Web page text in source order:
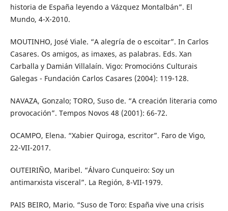
historia de España leyendo a Vázquez Montalbán”. El
Mundo, 4-X-2010.
MOUTINHO, José Viale. “A alegría de o escoitar”. In Carlos
Casares. Os amigos, as imaxes, as palabras. Eds. Xan
Carballa y Damián Villalaín. Vigo: Promocións Culturais
Galegas - Fundación Carlos Casares (2004): 119-128.
NAVAZA, Gonzalo; TORO, Suso de. “A creación literaria como
provocación”. Tempos Novos 48 (2001): 66-72.
OCAMPO, Elena. “Xabier Quiroga, escritor”. Faro de Vigo,
22-VII-2017.
OUTEIRIÑO, Maribel. “Álvaro Cunqueiro: Soy un
antimarxista visceral”. La Región, 8-VII-1979.
PAIS BEIRO, Mario. “Suso de Toro: España vive una crisis